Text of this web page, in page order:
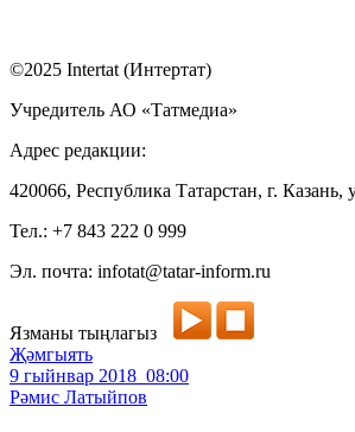
©2025 Intertat (Интертат)
Учредитель АО «Татмедиа»
Адрес редакции:
420066, Республика Татарстан, г. Казань,
Тел.: +7 843 222 0 999
Эл. почта: infotat@tatar-inform.ru
Язманы тыңлагыз
Җәмгыять
9 гыйнвар 2018 08:00
Рәмис Латыйпов